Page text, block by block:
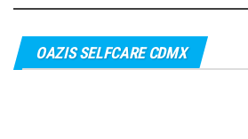
OAZIS SELFCARE CDMX